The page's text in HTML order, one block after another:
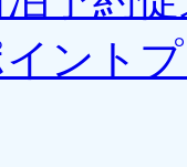
ント